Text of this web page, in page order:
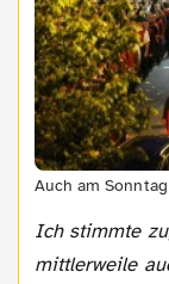
Auch am
Ich stimmte
mittlerweile